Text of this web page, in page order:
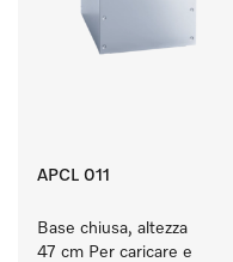
APCL 011
Base chiusa, altezza
47 cm Per caricare e